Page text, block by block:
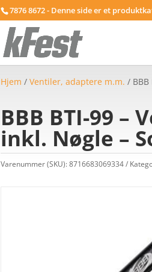
7876 8672 - Denne side er et
Hjem /Ventiler, adaptere m.m. /
BBB BTI-99 –
inkl. Nøgle –
Varenummer (SKU):8716683069334